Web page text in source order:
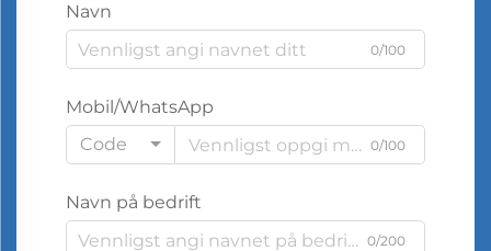
Navn
0/100
Mobil/WhatsApp
Code
0/100
Navn på bedrift
0/200